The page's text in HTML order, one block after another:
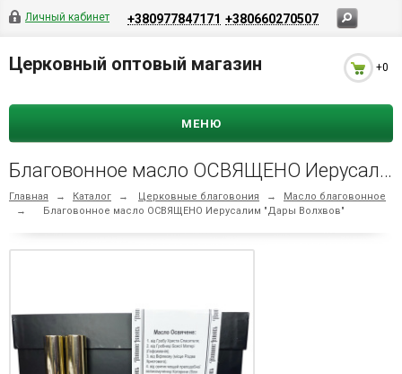
Личный кабинет +380977847171 +380660270507
Церковный оптовый магазин +0
МЕНЮ
Благовонное масло ОСВЯЩЕНО Иерусалим "Дары Волхвов"
Главная → Каталог → Церковные благовония →
Масло благовонное
→
Благовонное масло ОСВЯЩЕНО Иерусалим "Дары Волхвов"